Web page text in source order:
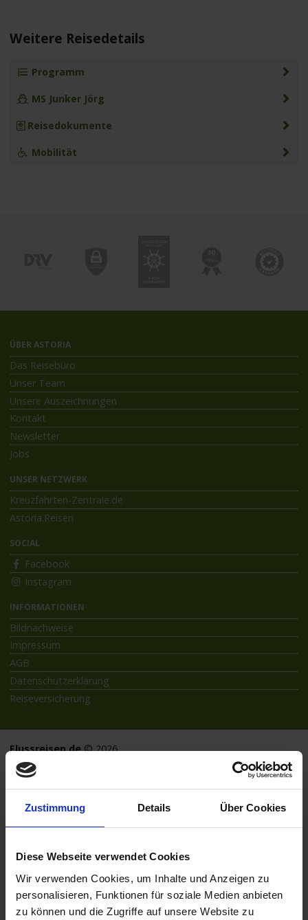
Zustimmung Details Über Cookies
Diese Webseite verwendet Cookies
Wir verwenden Cookies, um Inhalte und Anzeigen zu
personalisieren, Funktionen für soziale Medien anbieten
zu können und die Zugriffe auf unsere Website zu
Weitere Reisedetails
Programm
MS Junker Jörg
Reisedokumente
Mobilität
ÜBER ASTORIA
Das Reisebüro
Unser Team
Unsere Auszeichnungen
Kontakt
Newsletter
Jobs
UNSER NETZWERK
Kreuzfahrten-Zentrale.de
Astoria.Reisen
SOCIAL
Facebook
Instagram
INFORMATIONEN
Bildnachweise
Impressum
AGB
Datenschutzerklärung
Reiseversicherung
Flussreisen.de© 2026